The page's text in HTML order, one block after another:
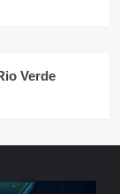
Verde